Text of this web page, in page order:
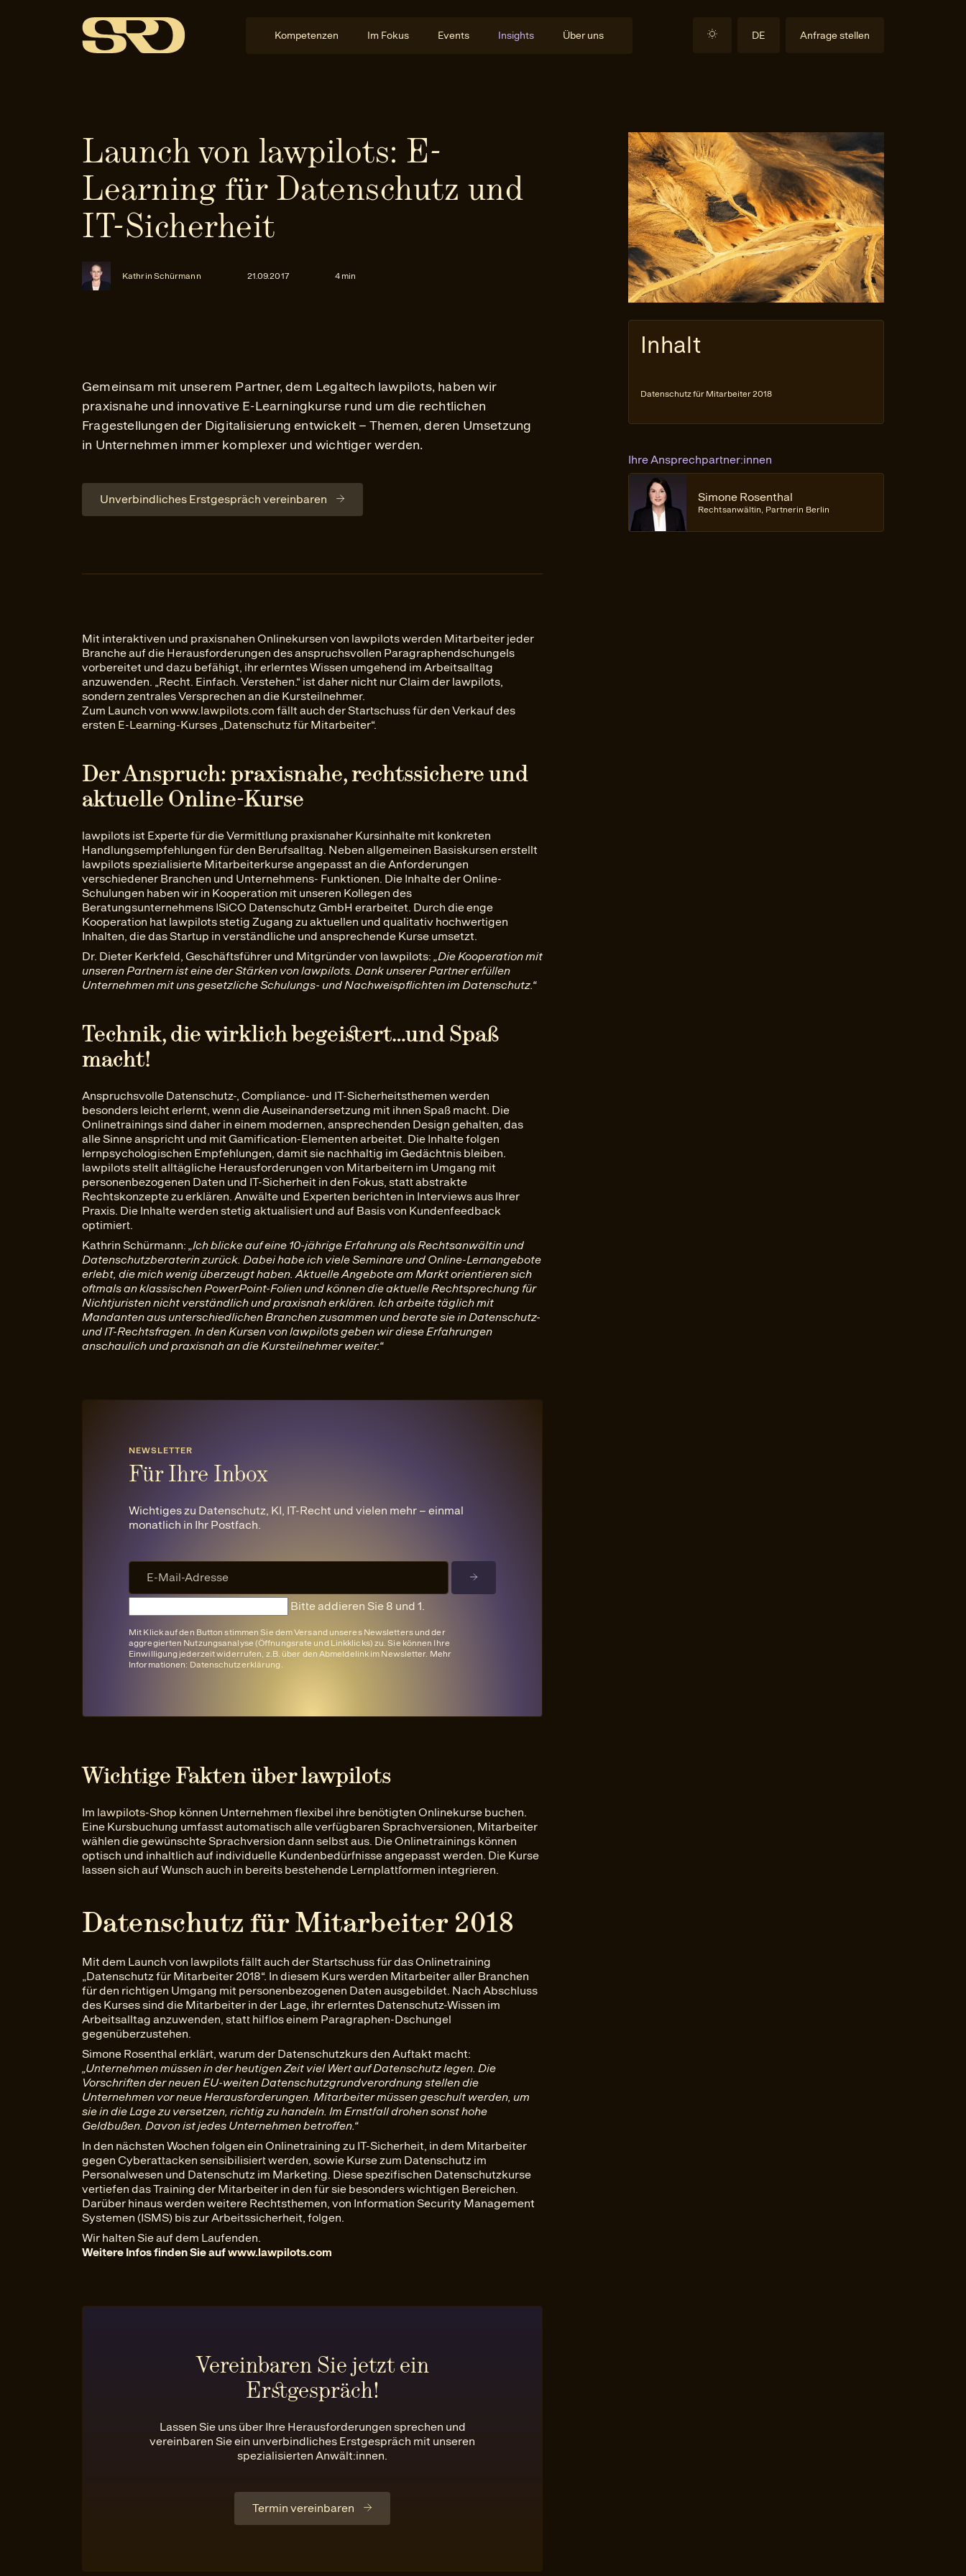
Kompetenzen Im Fokus Events Insights Über uns DE Anfrage stellen
Launch von lawpilots: E-
Learning für Datenschutz und
IT-Sicherheit
Kathrin Schürmann 21.09.2017 4 min
Gemeinsam mit unserem Partner, dem Legaltech lawpilots, haben wir
praxisnahe und innovative E-Learningkurse rund um die rechtlichen
Fragestellungen der Digitalisierung entwickelt – Themen, deren Umsetzung
in Unternehmen immer komplexer und wichtiger werden.
Unverbindliches Erstgespräch vereinbaren
Mit interaktiven und praxisnahen Onlinekursen von lawpilots werden Mitarbeiter jeder
Branche auf die Herausforderungen des anspruchsvollen Paragraphendschungels
vorbereitet und dazu befähigt, ihr erlerntes Wissen umgehend im Arbeitsalltag
anzuwenden. „Recht. Einfach. Verstehen.“ ist daher nicht nur Claim der lawpilots,
sondern zentrales Versprechen an die Kursteilnehmer.
Zum Launch von www.lawpilots.com fällt auch der Startschuss für den Verkauf des
ersten E-Learning-Kurses „Datenschutz für Mitarbeiter“.
Der Anspruch: praxisnahe, rechtssichere und
aktuelle Online-Kurse
lawpilots ist Experte für die Vermittlung praxisnaher Kursinhalte mit konkreten
Handlungsempfehlungen für den Berufsalltag. Neben allgemeinen Basiskursen erstellt
lawpilots spezialisierte Mitarbeiterkurse angepasst an die Anforderungen
verschiedener Branchen und Unternehmens- Funktionen. Die Inhalte der Online-
Schulungen haben wir in Kooperation mit unseren Kollegen des
Beratungsunternehmens ISiCO Datenschutz GmbH erarbeitet. Durch die enge
Kooperation hat lawpilots stetig Zugang zu aktuellen und qualitativ hochwertigen
Inhalten, die das Startup in verständliche und ansprechende Kurse umsetzt.
Dr. Dieter Kerkfeld, Geschäftsführer und Mitgründer von lawpilots: „Die Kooperation mit
unseren Partnern ist eine der Stärken von lawpilots. Dank unserer Partner erfüllen
Unternehmen mit uns gesetzliche Schulungs- und Nachweispflichten im Datenschutz.“
Technik, die wirklich begeistert…und Spaß
macht!
Anspruchsvolle Datenschutz-, Compliance- und IT-Sicherheitsthemen werden
besonders leicht erlernt, wenn die Auseinandersetzung mit ihnen Spaß macht. Die
Onlinetrainings sind daher in einem modernen, ansprechenden Design gehalten, das
alle Sinne anspricht und mit Gamification-Elementen arbeitet. Die Inhalte folgen
lernpsychologischen Empfehlungen, damit sie nachhaltig im Gedächtnis bleiben.
lawpilots stellt alltägliche Herausforderungen von Mitarbeitern im Umgang mit
personenbezogenen Daten und IT-Sicherheit in den Fokus, statt abstrakte
Rechtskonzepte zu erklären. Anwälte und Experten berichten in Interviews aus Ihrer
Praxis. Die Inhalte werden stetig aktualisiert und auf Basis von Kundenfeedback
optimiert.
Kathrin Schürmann: „Ich blicke auf eine 10-jährige Erfahrung als Rechtsanwältin und
Datenschutzberaterin zurück. Dabei habe ich viele Seminare und Online-Lernangebote
erlebt, die mich wenig überzeugt haben. Aktuelle Angebote am Markt orientieren sich
oftmals an klassischen PowerPoint-Folien und können die aktuelle Rechtsprechung für
Nichtjuristen nicht verständlich und praxisnah erklären. Ich arbeite täglich mit
Mandanten aus unterschiedlichen Branchen zusammen und berate sie in Datenschutz-
und IT-Rechtsfragen. In den Kursen von lawpilots geben wir diese Erfahrungen
anschaulich und praxisnah an die Kursteilnehmer weiter.“
NEWSLETTER
Für Ihre Inbox
Wichtiges zu Datenschutz, KI, IT-Recht und vielen mehr – einmal
monatlich in Ihr Postfach.
Bitte addieren Sie 8 und 1.
Mit Klick auf den Button stimmen Sie dem Versand unseres Newsletters und der
aggregierten Nutzungsanalyse (Öffnungsrate und Linkklicks) zu. Sie können Ihre
Einwilligung jederzeit widerrufen, z.B. über den Abmeldelink im Newsletter. Mehr
Informationen: Datenschutzerklärung .
Wichtige Fakten über lawpilots
Im lawpilots-Shop können Unternehmen flexibel ihre benötigten Onlinekurse buchen.
Eine Kursbuchung umfasst automatisch alle verfügbaren Sprachversionen, Mitarbeiter
wählen die gewünschte Sprachversion dann selbst aus. Die Onlinetrainings können
optisch und inhaltlich auf individuelle Kundenbedürfnisse angepasst werden. Die Kurse
lassen sich auf Wunsch auch in bereits bestehende Lernplattformen integrieren.
Datenschutz für Mitarbeiter 2018
Mit dem Launch von lawpilots fällt auch der Startschuss für das Onlinetraining
„Datenschutz für Mitarbeiter 2018“. In diesem Kurs werden Mitarbeiter aller Branchen
für den richtigen Umgang mit personenbezogenen Daten ausgebildet. Nach Abschluss
des Kurses sind die Mitarbeiter in der Lage, ihr erlerntes Datenschutz-Wissen im
Arbeitsalltag anzuwenden, statt hilflos einem Paragraphen-Dschungel
gegenüberzustehen.
Simone Rosenthal erklärt, warum der Datenschutzkurs den Auftakt macht:
„Unternehmen müssen in der heutigen Zeit viel Wert auf Datenschutz legen. Die
Vorschriften der neuen EU-weiten Datenschutzgrundverordnung stellen die
Unternehmen vor neue Herausforderungen. Mitarbeiter müssen geschult werden, um
sie in die Lage zu versetzen, richtig zu handeln. Im Ernstfall drohen sonst hohe
Geldbußen. Davon ist jedes Unternehmen betroffen.“
In den nächsten Wochen folgen ein Onlinetraining zu IT-Sicherheit, in dem Mitarbeiter
gegen Cyberattacken sensibilisiert werden, sowie Kurse zum Datenschutz im
Personalwesen und Datenschutz im Marketing. Diese spezifischen Datenschutzkurse
vertiefen das Training der Mitarbeiter in den für sie besonders wichtigen Bereichen.
Darüber hinaus werden weitere Rechtsthemen, von Information Security Management
Systemen (ISMS) bis zur Arbeitssicherheit, folgen.
Wir halten Sie auf dem Laufenden.
Weitere Infos finden Sie aufwww.lawpilots.com
Vereinbaren Sie jetzt ein
Erstgespräch!
Lassen Sie uns über Ihre Herausforderungen sprechen und
vereinbaren Sie ein unverbindliches Erstgespräch mit unseren
spezialisierten Anwält:innen.
Termin vereinbaren
Inhalt
Datenschutz für Mitarbeiter 2018
Ihre Ansprechpartner:innen
Simone Rosenthal
Rechtsanwältin, Partnerin Berlin